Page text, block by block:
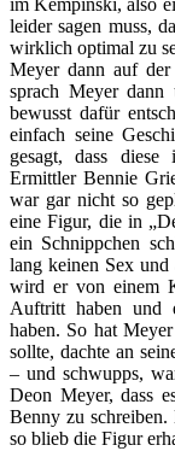
im Kempinski, also
leider sagen muss,
wirklich optimal zu
Meyer dann auf
sprach Meyer dann
bewusst dafür
einfach seine
gesagt, dass
Ermittler Bennie
war gar nicht so
eine Figur, die in
ein Schnippchen
lang keinen Sex und
wird er von einem
Auftritt haben und
haben. So hat
sollte, dachte an
– und schwupps,
Deon Meyer, dass
Benny zu
so blieb die Figur